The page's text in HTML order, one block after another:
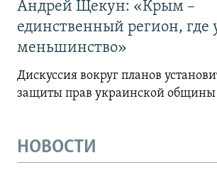
Андрей Щекун: «Крым –
единственный регион, где
меньшинство»
Дискуссия вокруг планов
защиты прав украинской
НОВОСТИ